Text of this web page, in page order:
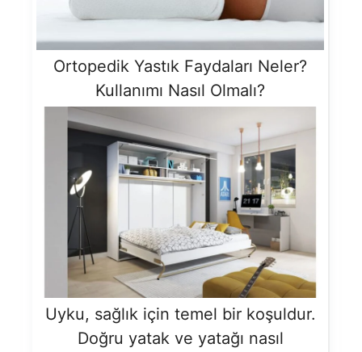
Ortopedik Yastık Faydaları Neler?
Kullanımı Nasıl Olmalı?
Uyku, sağlık için temel bir koşuldur.
Doğru yatak ve yatağı nasıl